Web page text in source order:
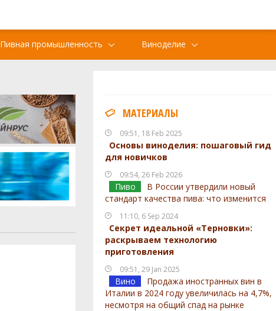
Пивная промышленность Виноделие
МАТЕРИАЛЫ
09:51, 18 Feb 2025
Основы виноделия: пошаговый гид
для новичков
09:54, 26 Feb 2026
Пиво
В России утвердили новый
стандарт качества пива: что изменится
11:10, 6 Sep 2024
Секрет идеальной «Терновки»:
раскрываем технологию
приготовления
09:51, 29 Jan 2025
Вино
Продажа иностранных вин в
Италии в 2024 году увеличилась на 4,7%,
несмотря на общий спад на рынке